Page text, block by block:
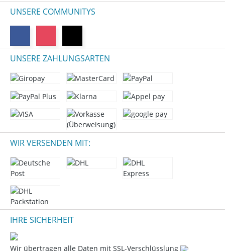
UNSERE COMMUNITYS
UNSERE ZAHLUNGSARTEN
WIR VERSENDEN MIT:
IHRE SICHERHEIT
Wir übertragen alle Daten mit SSL-Verschlüsslung